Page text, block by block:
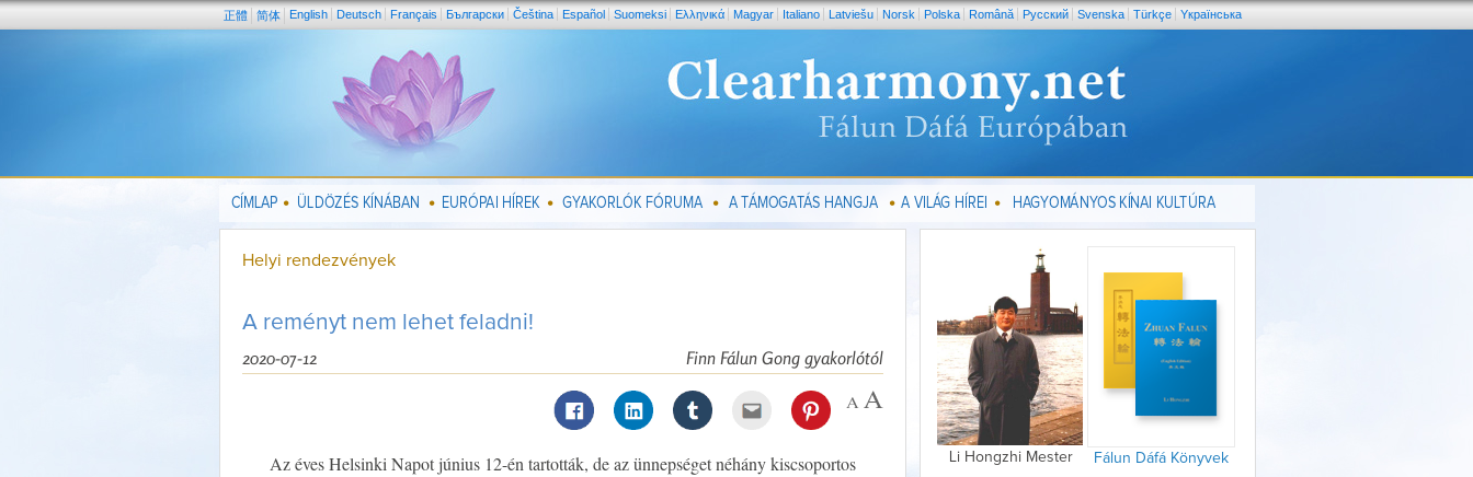
正體 简体 English Deutsch Français Български Čeština Español Suomeksi Ελληνικά Magyar Italiano Latviešu Norsk Polska Română Pусский Svenska Türkçe Yкраїнська
CÍMLAP ÜLDÖZÉS KÍNÁBAN EURÓPAI HÍREK GYAKORLÓK FÓRUMA A TÁMOGATÁS HANGJA A VILÁG HÍREI HAGYOMÁNYOS KÍNAI KULTÚRA
Helyi rendezvények
A reményt nem lehet feladni!
Finn Fálun Gong gyakorlótól
2020-07-12
Az éves Helsinki Napot június 12-én tartották, de az ünnepséget néhány kiscsoportos
Li Hongzhi Mester Fálun Dáfá Könyvek